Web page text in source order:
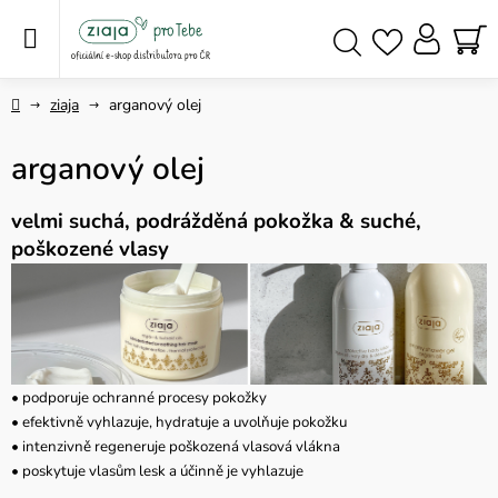
Domůziaja arganový olej
arganový olej
velmi suchá, podrážděná pokožka & suché,
poškozené vlasy
• podporuje ochranné procesy pokožky
• efektivně vyhlazuje, hydratuje a uvolňuje pokožku
• intenzivně regeneruje poškozená vlasová vlákna
• poskytuje vlasům lesk a účinně je vyhlazuje